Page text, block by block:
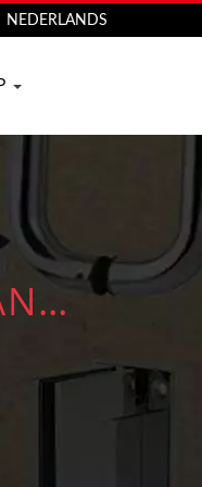
NEDERLANDS